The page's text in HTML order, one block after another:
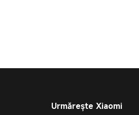
Urmărește Xiaomi